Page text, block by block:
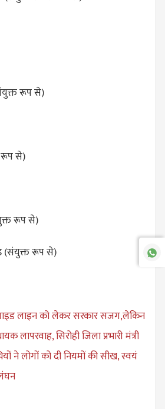
रूप से)
रूप से)
रूप से)
(संयुक्त रूप से)
लाइन को लेकर सरकार सजग,लेकिन
लापरवाह, सिरोही जिला प्रभारी मंत्री
ने लोगों को ​दी नियमों की सीख, स्वयं